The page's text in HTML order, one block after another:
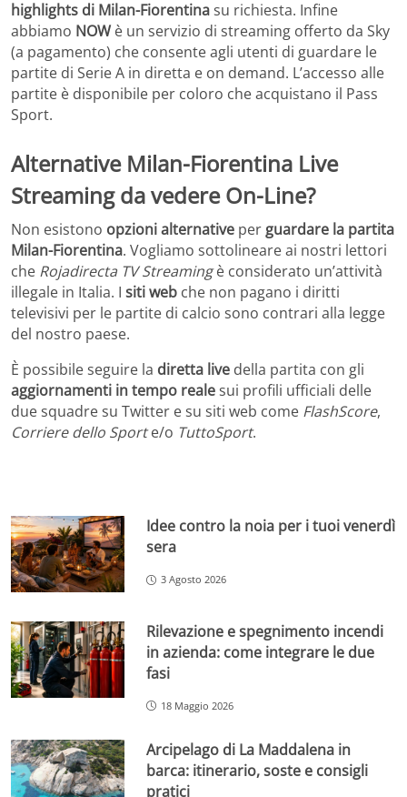
highlights di Milan-Fiorentinasu richiesta. Infine
abbiamo NOWè un servizio di streaming offerto da Sky
(a pagamento) che consente agli utenti di guardare le
partite di Serie A in diretta e on demand. L’accesso alle
partite è disponibile per coloro che acquistano il Pass
Sport.
Alternative Milan-Fiorentina Live
Streaming da vedere On-Line?
Non esistono opzioni alternative per guardare la partita
Milan-Fiorentina. Vogliamo sottolineare ai nostri lettori
che Rojadirecta TV Streamingè considerato un’attività
illegale in Italia. I siti web che non pagano i diritti
televisivi per le partite di calcio sono contrari alla legge
del nostro paese.
È possibile seguire la diretta live della partita con gli
aggiornamenti in tempo realesui profili ufficiali delle
due squadre su Twitter e su siti web come FlashScore,
Corriere dello Sporte/o TuttoSport.
Idee contro la noia per i tuoi venerdì
sera
3 Agosto 2026
Rilevazione e spegnimento incendi
in azienda: come integrare le due
fasi
18 Maggio 2026
Arcipelago di La Maddalena in
barca: itinerario, soste e consigli
pratici